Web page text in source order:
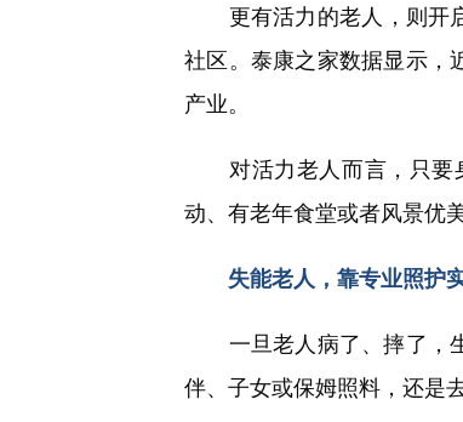
更有活力的老人，则开启
社区。泰康之家数据显示，
产业。
对活力老人而言，只要身
动、有老年食堂或者风景优
失能老人，靠专业照护
一旦老人病了、摔了，生
伴、子女或保姆照料，还是